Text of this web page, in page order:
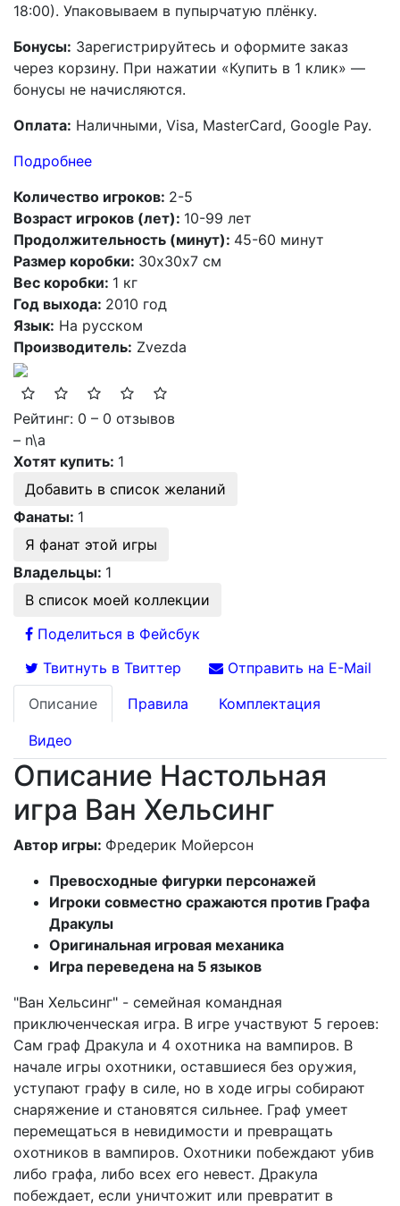
18:00). Упаковываем в пупырчатую плёнку.
Бонусы: Зарегистрируйтесь и оформите заказ
через корзину. При нажатии «Купить в 1 клик» —
бонусы не начисляются.
Оплата: Наличными, Visa, MasterCard, Google Pay.
Подробнее
Количество игроков: 2-5
Возраст игроков (лет): 10-99 лет
Продолжительность (минут): 45-60 минут
Размер коробки: 30х30х7 см
Вес коробки: 1 кг
Год выхода: 2010 год
Язык: На русском
Производитель: Zvezda
Рейтинг: 0 – 0 отзывов
– n\a
Хотят купить: 1
Добавить в список желаний
Фанаты: 1
Я фанат этой игры
Владельцы: 1
В список моей коллекции
Поделиться в Фейсбук
Твитнуть в Твиттер
Отправить на E-Mail
Описание
Правила Комплектация
Видео
Описание Настольная
игра Ван Хельсинг
Автор игры: Фредерик Мойерсон
Превосходные фигурки персонажей
Игроки совместно сражаются против Графа
Дракулы
Оригинальная игровая механика
Игра переведена на 5 языков
"Ван Хельсинг" - семейная командная
приключенческая игра. В игре участвуют 5 героев:
Сам граф Дракула и 4 охотника на вампиров. В
начале игры охотники, оставшиеся без оружия,
уступают графу в силе, но в ходе игры собирают
снаряжение и становятся сильнее. Граф умеет
перемещаться в невидимости и превращать
охотников в вампиров. Охотники побеждают убив
либо графа, либо всех его невест. Дракула
побеждает, если уничтожит или превратит в